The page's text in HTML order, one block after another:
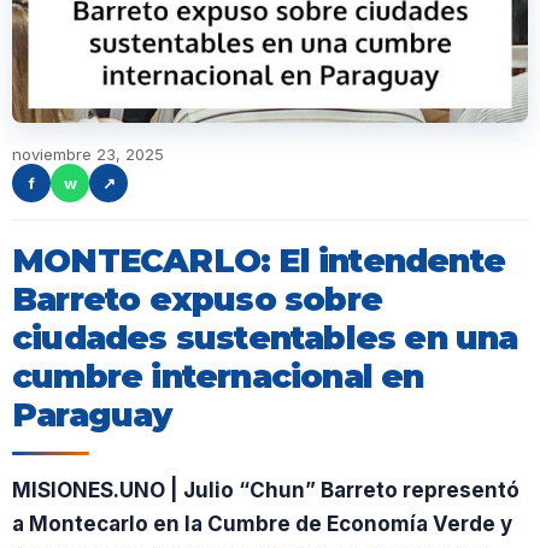
noviembre 23, 2025
f
w ↗
MONTECARLO: El intendente
Barreto expuso sobre
ciudades sustentables en una
cumbre internacional en
Paraguay
MISIONES.UNO | Julio “Chun” Barreto representó
a Montecarlo en la Cumbre de Economía Verde y